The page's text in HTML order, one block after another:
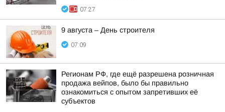
07:27
9 августа – День строителя
07:09
Регионам РФ, где ещё разрешена розничная
продажа вейпов, было бы правильно
ознакомиться с опытом запретивших её
субъектов